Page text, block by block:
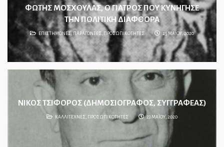
ΦΩΤΗΣ ΜΟΣΧΟΥΛΑΣ, Ο ΓΙΑΤΡΟΣ ΠΟΥ ΚΥΝΗΓΗΣΕ
ΤΗΝ ΠΟΛΙΤΙΚΗ ΔΙΑΦΘΟΡΑ
ΕΠΙΣΤΗΜΟΝΕΣ,ΠΑΡΑΓΟΝΤΕΣ, ΠΡΟΣΩΠΙΚΟΤΗΤΕΣ 25 ΜΑΪΟΥ, 2020
ΝΙΚΟΣ ΤΣΙΦΟΡΟΣ (ΔΗΜΟΣΙΟΓΡΑΦΟΣ, ΣΥΓΓΡΑΦΕΑΣ)
ΚΑΛΛΙΤΕΧΝΕΣ, ΠΡΟΣΩΠΙΚΟΤΗΤΕΣ 23 ΜΑΪΟΥ, 2020